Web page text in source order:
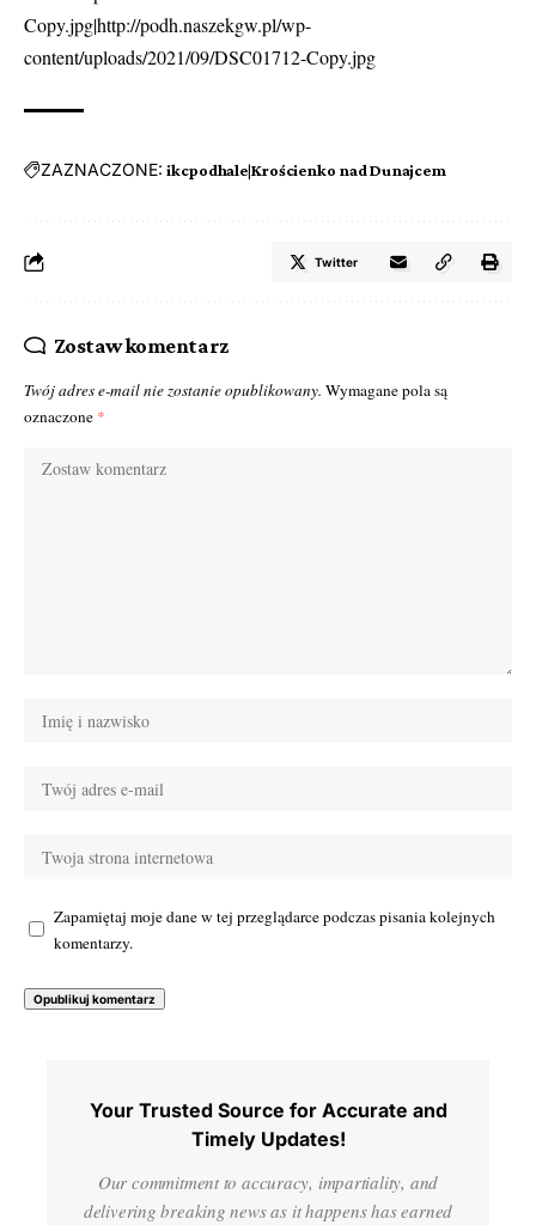
Copy.jpg|http://podh.naszekgw.pl/wp-
content/uploads/2021/09/DSC01712-Copy.jpg
ZAZNACZONE: ikcpodhale|Krościenko nad Dunajcem
Twitter
Zostaw komentarz
Twój adres e-mail nie zostanie opublikowany. Wymagane pola są
oznaczone *
Zapamiętaj moje dane w tej przeglądarce podczas pisania kolejnych
komentarzy.
Your Trusted Source for Accurate and
Timely Updates!
Our commitment to accuracy, impartiality, and
delivering breaking news as it happens has earned